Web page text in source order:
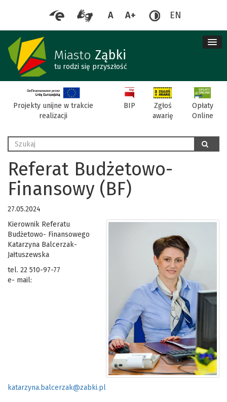
A A+ EN
Miasto Ząbki
tu rodzi się przyszłość
Projekty unijne w trakcie
realizacji
BIP
Zgłoś
awarię
Opłaty
Online
Wyszukaj szukaj
Referat Budżetowo-
Finansowy (BF)
27.05.2024
Kierownik Referatu
Budżetowo- Finansowego
Katarzyna Balcerzak-
Jałtuszewska
tel. 22 510-97-77
e- mail:
katarzyna.balcerzak@zabki.pl